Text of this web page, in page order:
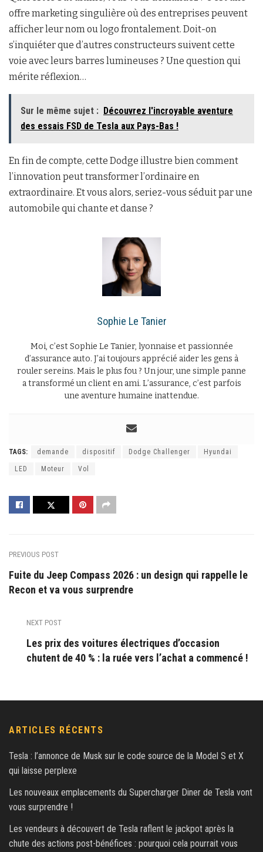
offre marketing singulière où des entreprises peuvent
afficher leur nom ou logo frontalement. Doit-on
s’inquiéter que d’autres constructeurs suivent cette
voie avec leurs barres lumineuses ? Une question qui
mérite réflexion…
Sur le même sujet : Découvrez l'incroyable aventure
des essais FSD de Tesla aux Pays-Bas !
En fin de compte, cette Dodge illustre bien comment
l’innovation peut transformer l’ordinaire en
extraordinaire. Et vous alors, seriez-vous séduit par une
automobile qui chante et danse ?
Sophie Le Tanier
Moi, c’est Sophie Le Tanier, lyonnaise et passionnée
d’assurance auto. J’ai toujours apprécié aider les gens à
rouler sereins. Mais le plus fou ? Un jour, une simple panne
a transformé un client en ami. L’assurance, c’est parfois
une aventure humaine inattendue.
TAGS: demande dispositif Dodge Challenger Hyundai
LED Moteur Vol
PREVIOUS POST
Fuite du Jeep Compass 2026 : un design qui rappelle le
Recon et va vous surprendre
NEXT POST
Les prix des voitures électriques d’occasion
chutent de 40 % : la ruée vers l’achat a commencé !
ARTICLES RÉCENTS
Tesla : l’annonce de Musk sur le code source de la Model S et X
qui laisse perplexe
Les nouveaux emplacements du Supercharger Diner de Tesla vont
vous surprendre !
Les vendeurs à découvert de Tesla raflent le jackpot après la
chute des actions post-bénéfices : pourquoi cela pourrait vous